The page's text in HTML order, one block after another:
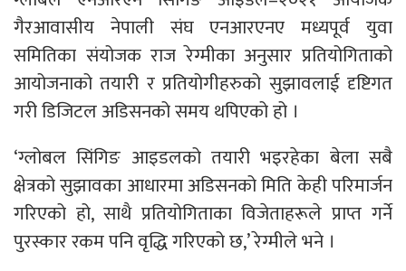
गैरआवासीय नेपाली संघ एनआरएनए मध्यपूर्व युवा
समितिका संयोजक राज रेग्मीका अनुसार प्रतियोगिताको
आयोजनाको तयारी र प्रतियोगीहरुको सुझावलाई दृष्टिगत
गरी डिजिटल अडिसनको समय थपिएको हो ।
‘ग्लोबल सिंगिङ आइडलको तयारी भइरहेका बेला सबै
क्षेत्रको सुझावका आधारमा अडिसनको मिति केही परिमार्जन
गरिएको हो, साथै प्रतियोगिताका विजेताहरूले प्राप्त गर्ने
पुरस्कार रकम पनि वृद्धि गरिएको छ,’ रेग्मीले भने ।